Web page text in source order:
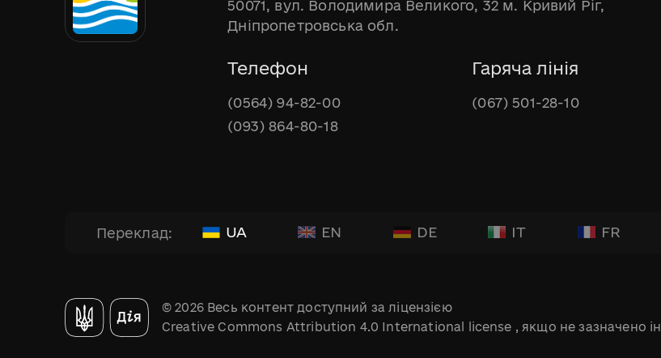
50071, вул. Володимира Великого, 32 м. Кривий Ріг,
Дніпропетровська обл.
Телефон
(0564) 94-82-00
(093) 864-80-18
Гаряча лінія
(067) 501-28-10
Переклад: UA EN DE IT FR
© 2026 Весь контент доступний за ліцензією
Creative Commons Attribution 4.0 International license , якщо не зазначено